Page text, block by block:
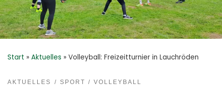
Start » Aktuelles » Volleyball: Freizeitturnier in Lauchröden
AKTUELLES SPORT VOLLEYBALL